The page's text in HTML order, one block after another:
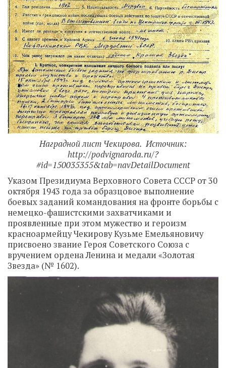
Наградной лист Чекирова. Источник:
http://podvignaroda.ru/?
#id=150035355&tab=navDetailDocument
Указом Президиума Верховного Совета СССР от 30
октября 1943 года за образцовое выполнение
боевых заданий командования на фронте борьбы с
немецко-фашистскими захватчиками и
проявленные при этом мужество и героизм
красноармейцу Чекирову Кузьме Емельяновичу
присвоено звание Героя Советского Союза с
вручением ордена Ленина и медали «Золотая
Звезда» (№ 1602).